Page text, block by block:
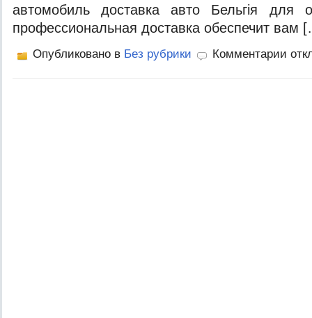
автомобиль доставка авто Бельгiя для
профессиональная доставка обеспечит вам
Опубликовано в Без рубрики Комментарии